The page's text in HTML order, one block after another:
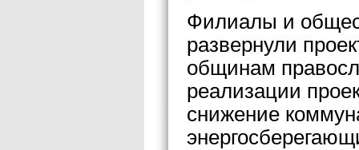
Филиалы и
развернули
общинам
реализации
снижение